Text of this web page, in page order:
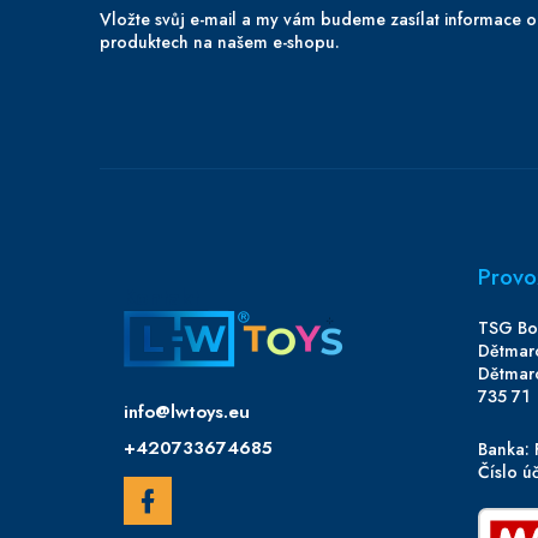
Vložte svůj e-mail a my vám budeme zasílat informace
produktech na našem e-shopu.
info@lwtoys.eu
+420733674685
TSG
735 71
Banka:
Číslo